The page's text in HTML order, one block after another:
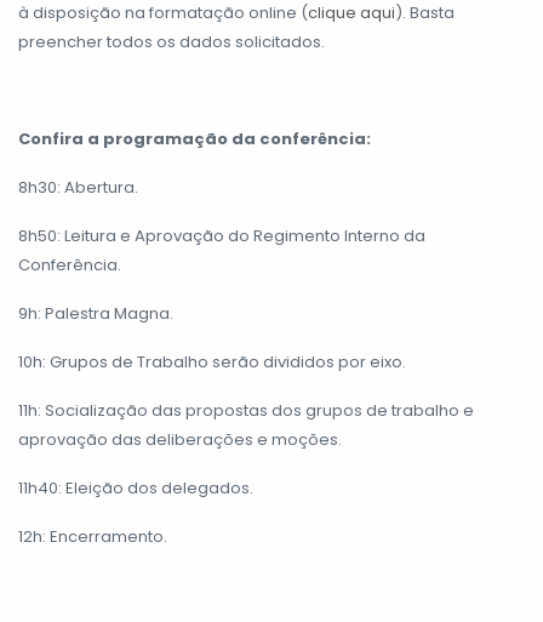
à disposição na formatação online (clique aqui). Basta
preencher todos os dados solicitados.
Confira a programação da conferência:
8h30: Abertura.
8h50: Leitura e Aprovação do Regimento Interno da
Conferência.
9h: Palestra Magna.
10h: Grupos de Trabalho serão divididos por eixo.
11h: Socialização das propostas dos grupos de trabalho e
aprovação das deliberações e moções.
11h40: Eleição dos delegados.
12h: Encerramento.